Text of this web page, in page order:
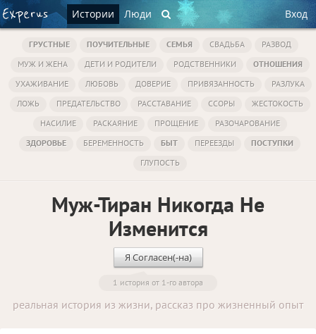
Истории Люди Вход
ГРУСТНЫЕ ПОУЧИТЕЛЬНЫЕ СЕМЬЯ СВАДЬБА
РАЗВОД
МУЖ И ЖЕНА
ДЕТИ И РОДИТЕЛИ РОДСТВЕННИКИ
ОТНОШЕНИЯ
УХАЖИВАНИЕ
ЛЮБОВЬ ДОВЕРИЕ ПРИВЯЗАННОСТЬ
РАЗЛУКА
ЛОЖЬ
ПРЕДАТЕЛЬСТВО РАССТАВАНИЕ ССОРЫ
ЖЕСТОКОСТЬ
НАСИЛИЕ
РАСКАЯНИЕ ПРОЩЕНИЕ
РАЗОЧАРОВАНИЕ
ЗДОРОВЬЕ
БЕРЕМЕННОСТЬ БЫТ ПЕРЕЕЗДЫ
ПОСТУПКИ
ГЛУПОСТЬ
Муж-Тиран Никогда Не
Изменится
Я Согласен(-на)
1 история от 1-го автора
реальная история из жизни, рассказ про жизненный опыт